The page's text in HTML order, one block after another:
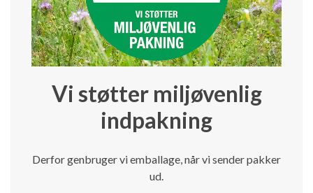
Vi støtter miljøvenlig
indpakning
Derfor genbruger vi emballage, når vi sender pakker
ud.